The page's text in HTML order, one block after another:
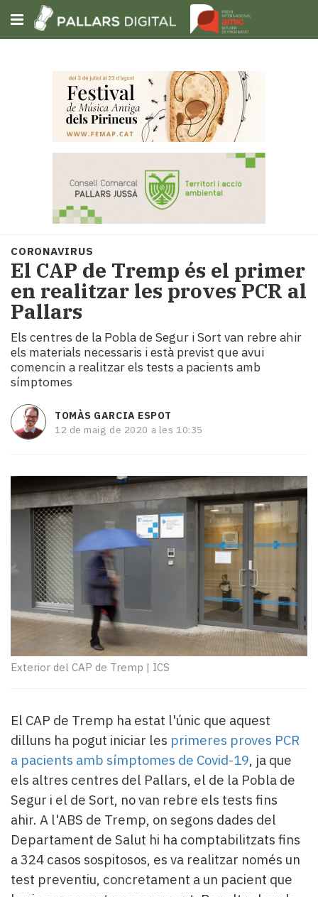
Subscriu-t'hi
Portada
Societat
Política
i
municipis
Economia
turisme
Cultura
Esports
tant!
TV
i
El
temps
Reportatges
Entrevistes
Enquestes
escena!
Dis
teva!
Subscriptors
La
newsletter
Contingut
patrocinat
Lo
més
llegit...
Editorial
CORONAVIRUS
El CAP de Tremp és el primer
en realitzar les proves PCR al
Pallars
Els centres de la Pobla de Segur i Sort van rebre ahir
els materials necessaris i està previst que avui
comencin a realitzar els tests a pacients amb
símptomes
TOMÀS GARCIA ESPOT
12 de maig de 2020 a les 10:35
Exterior del CAP de Tremp | ICS
El CAP de Tremp ha estat l'únic que aquest
dilluns ha pogut iniciar les primeres proves PCR
a pacients amb símptomes de Covid-19, ja que
els altres centres del Pallars, el de la Pobla de
Segur i el de Sort, no van rebre els tests fins
ahir. A l'ABS de Tremp, on segons dades del
Departament de Salut hi ha comptabilitzats fins
a 324 casos sospitosos, es va realitzar només un
test preventiu, concretament a un pacient que